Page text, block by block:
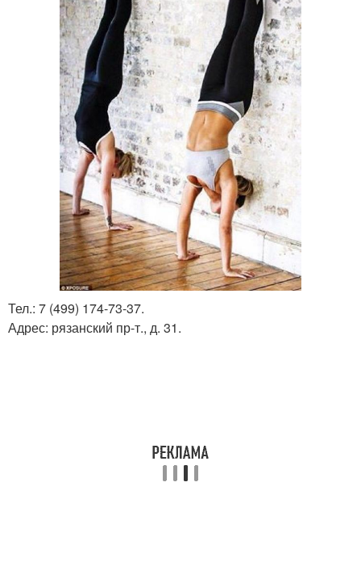
Тел.: 7 (499) 174-73-37.
Адрес: рязанский пр-т., д. 31.